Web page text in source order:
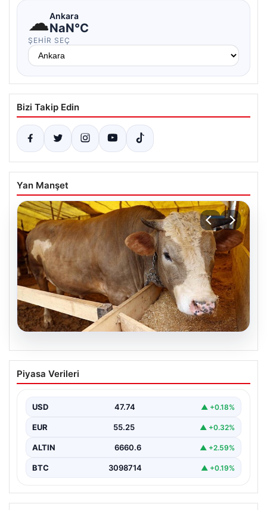
☁Ankara
NaN°C
ŞEHIR SEÇ
Bizi Takip Edin
Yan Manşet
07.08.2026
Kurbanlık fiyatları il il sorgulama ekranı
2026: Büyükbaş ve küçükbaş canlı kilo
ve tüm illerin kurbanlık fiyatları
Piyasa Verileri
USD 47.74 ▲ +0.18%
EUR 55.25 ▲ +0.32%
ALTIN 6660.6 ▲ +2.59%
BTC 3098714 ▲ +0.19%